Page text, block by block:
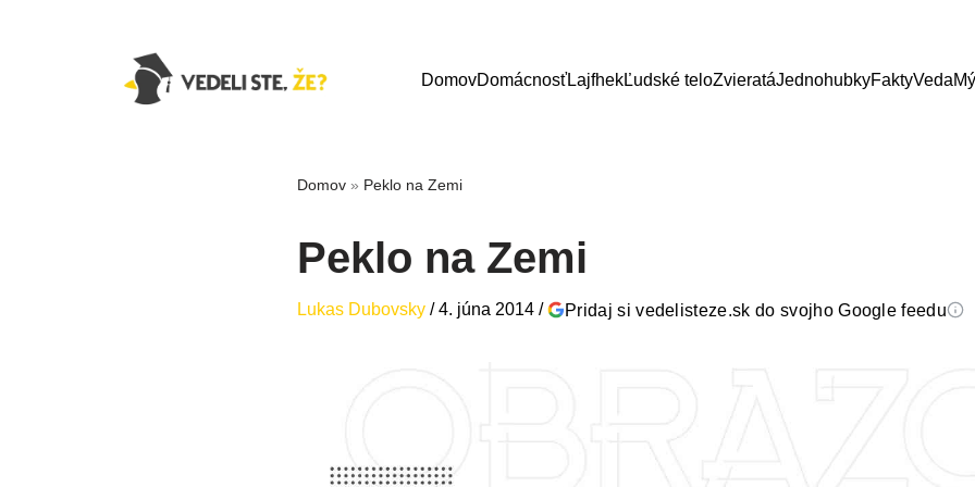
DomovDomácnosťLajfhekĽudské teloZvieratáJednohubkyFaktyVeda
Domov » Peklo na Zemi
Peklo na Zemi
Lukas Dubovsky /4. júna 2014 / Pridaj si vedelisteze.sk do svojho Google feedu